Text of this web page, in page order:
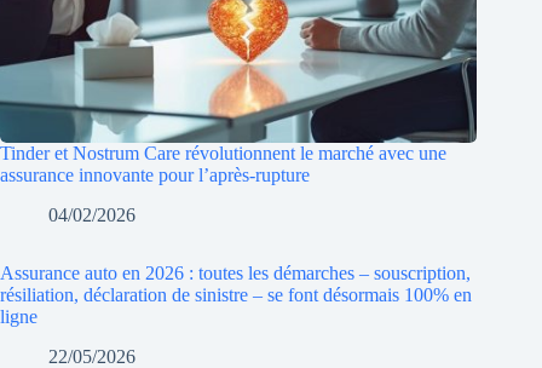
Tinder et Nostrum Care révolutionnent le marché avec une
assurance innovante pour l’après-rupture
04/02/2026
Assurance auto en 2026 : toutes les démarches – souscription,
résiliation, déclaration de sinistre – se font désormais 100% en
ligne
22/05/2026